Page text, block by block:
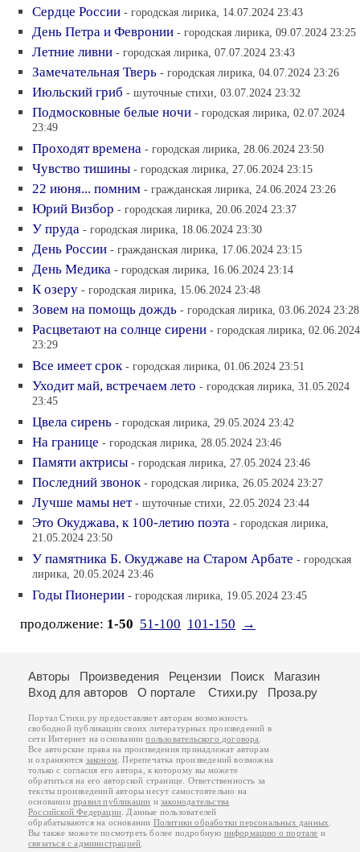
Сердце России - городская лирика, 14.07.2024 23:43
День Петра и Февронии - городская лирика, 09.07.2024 23:25
Летние ливни - городская лирика, 07.07.2024 23:43
Замечательная Тверь - городская лирика, 04.07.2024 23:26
Июльский гриб - шуточные стихи, 03.07.2024 23:32
Подмосковные белые ночи - городская лирика, 02.07.2024
23:49
Проходят времена - городская лирика, 28.06.2024 23:50
Чувство тишины - городская лирика, 27.06.2024 23:15
22 июня... помним - гражданская лирика, 24.06.2024 23:26
Юрий Визбор - городская лирика, 20.06.2024 23:37
У пруда - городская лирика, 18.06.2024 23:30
День России - гражданская лирика, 17.06.2024 23:15
День Медика - городская лирика, 16.06.2024 23:14
К озеру - городская лирика, 15.06.2024 23:48
Зовем на помощь дождь - городская лирика, 03.06.2024 23:28
Расцветают на солнце сирени - городская лирика, 02.06.2024
23:29
Все имеет срок - городская лирика, 01.06.2024 23:51
Уходит май, встречаем лето - городская лирика, 31.05.2024
23:45
Цвела сирень - городская лирика, 29.05.2024 23:42
На границе - городская лирика, 28.05.2024 23:46
Памяти актрисы - городская лирика, 27.05.2024 23:46
Последний звонок - городская лирика, 26.05.2024 23:27
Лучше мамы нет - шуточные стихи, 22.05.2024 23:44
Это Окуджава, к 100-летию поэта - городская лирика,
21.05.2024 23:50
У памятника Б. Окуджаве на Старом Арбате - городская
лирика, 20.05.2024 23:46
Годы Пионерии - городская лирика, 19.05.2024 23:45
продолжение: 1-50 51-100 101-150 →
Авторы Произведения Рецензии Поиск
Магазин
Вход для авторов
О портале Стихи.ру Проза.ру
Портал Стихи.ру предоставляет авторам возможность
свободной публикации своих литературных произведений в
сети Интернет на основаниипользовательского договора
Все авторские права на произведения принадлежат авторам
и охраняются законом . Перепечатка произведений возможна
только с согласия его автора, к которому вы можете
обратиться на его авторской странице. Ответственность за
тексты произведений авторы несут самостоятельно на
основанииправил публикации изаконодательства
Российской Федерации . Данные пользователей
обрабатываются на основании Политики обработки персональных данных
Вы также можете посмотреть более подробную информацию о портале и
связаться с администрацией